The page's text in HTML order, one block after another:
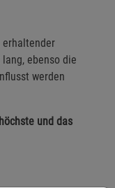
erhaltender
ebenso die
werden
und das